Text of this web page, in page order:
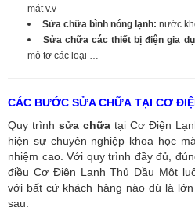
mát v.v
Sửa chữa bình nóng lạnh: nước
Sửa chữa các thiết bị điện gia
mô tơ các loại …
CÁC BƯỚC SỬA CHỮA TẠI CƠ
Quy trình sửa chữa tại Cơ Điện
hiện sự chuyên nghiệp khoa học
nhiệm cao. Với quy trình đầy đủ,
điều Cơ Điện Lạnh Thủ Dầu Một
với bất cứ khách hàng nào dù là
sau: